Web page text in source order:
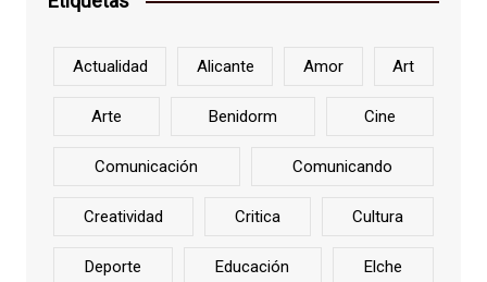
Actualidad Alicante Amor Art
Arte Benidorm Cine
Comunicación Comunicando
Creatividad Critica Cultura
Deporte Educación Elche